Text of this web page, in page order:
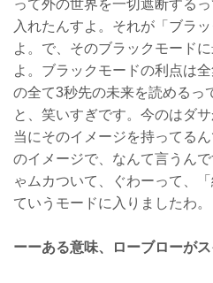
って外の世界を一切遮断する
入れたんすよ。それが「ブラ
よ。で、そのブラックモード
よ。ブラックモードの利点は
の全て3秒先の未来を読めるっ
と、笑いすぎです。今のはダ
当にそのイメージを持ってる
のイメージで、なんて言うん
ゃムカついて、ぐわーって、
ていうモードに入りましたわ。
ーーある意味、ローブローが